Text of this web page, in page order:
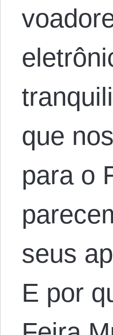
que
para o
seus
E por